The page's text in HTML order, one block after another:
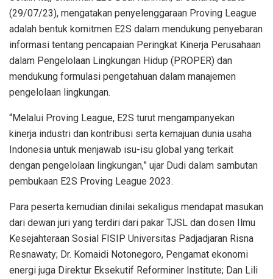
(29/07/23), mengatakan penyelenggaraan Proving League
adalah bentuk komitmen E2S dalam mendukung penyebaran
informasi tentang pencapaian Peringkat Kinerja Perusahaan
dalam Pengelolaan Lingkungan Hidup (PROPER) dan
mendukung formulasi pengetahuan dalam manajemen
pengelolaan lingkungan.
“Melalui Proving League, E2S turut mengampanyekan
kinerja industri dan kontribusi serta kemajuan dunia usaha
Indonesia untuk menjawab isu-isu global yang terkait
dengan pengelolaan lingkungan,” ujar Dudi dalam sambutan
pembukaan E2S Proving League 2023.
Para peserta kemudian dinilai sekaligus mendapat masukan
dari dewan juri yang terdiri dari pakar TJSL dan dosen Ilmu
Kesejahteraan Sosial FISIP Universitas Padjadjaran Risna
Resnawaty; Dr. Komaidi Notonegoro, Pengamat ekonomi
energi juga Direktur Eksekutif Reforminer Institute; Dan Lili